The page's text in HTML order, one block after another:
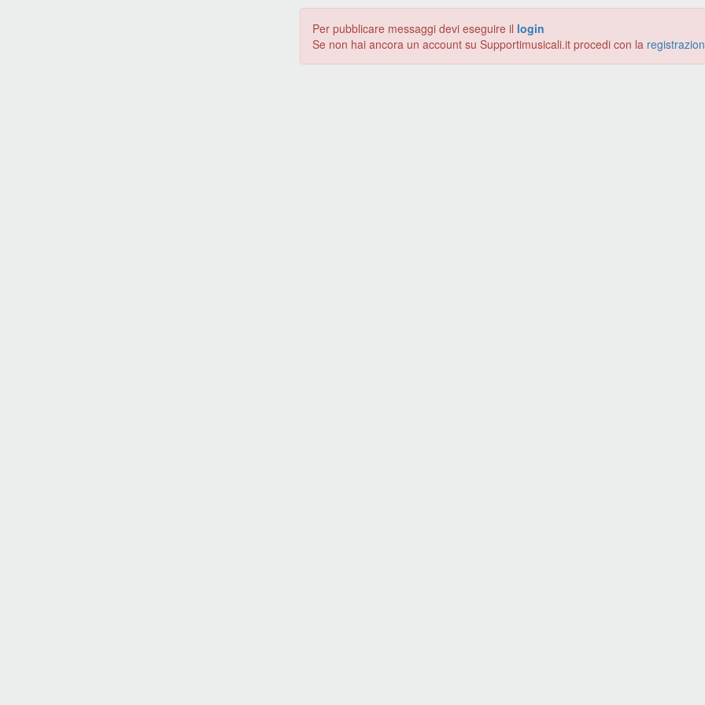
Per pubblicare messaggi devi eseguire il login
Se non hai ancora un account su Supportimusicali.it procedi con la